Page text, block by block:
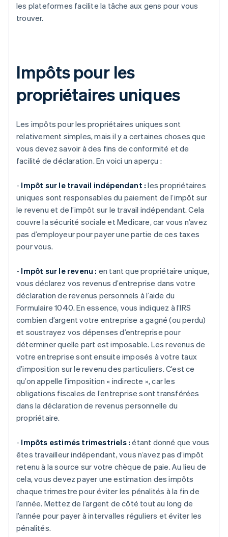
les plateformes facilite la tâche aux gens pour vous
trouver.
Impôts pour les
propriétaires uniques
Les impôts pour les propriétaires uniques sont
relativement simples, mais il y a certaines choses que
vous devez savoir à des fins de conformité et de
facilité de déclaration. En voici un aperçu :
- Impôt sur le travail indépendant : les propriétaires
uniques sont responsables du paiement de l’impôt sur
le revenu et de l’impôt sur le travail indépendant. Cela
couvre la sécurité sociale et Medicare, car vous n’avez
pas d’employeur pour payer une partie de ces taxes
pour vous.
- Impôt sur le revenu : en tant que propriétaire unique,
vous déclarez vos revenus d’entreprise dans votre
déclaration de revenus personnels à l’aide du
Formulaire 1040. En essence, vous indiquez à l’IRS
combien d’argent votre entreprise a gagné (ou perdu)
et soustrayez vos dépenses d’entreprise pour
déterminer quelle part est imposable. Les revenus de
votre entreprise sont ensuite imposés à votre taux
d’imposition sur le revenu des particuliers. C’est ce
qu’on appelle l’imposition « indirecte », car les
obligations fiscales de l’entreprise sont transférées
dans la déclaration de revenus personnelle du
propriétaire.
- Impôts estimés trimestriels : étant donné que vous
êtes travailleur indépendant, vous n’avez pas d’impôt
retenu à la source sur votre chèque de paie. Au lieu de
cela, vous devez payer une estimation des impôts
chaque trimestre pour éviter les pénalités à la fin de
l’année. Mettez de l’argent de côté tout au long de
l’année pour payer à intervalles réguliers et éviter les
pénalités.